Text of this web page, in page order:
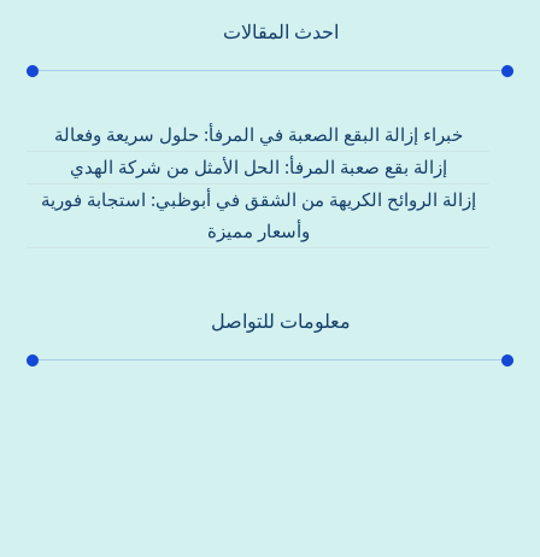
احدث المقالات
خبراء إزالة البقع الصعبة في المرفأ: حلول سريعة وفعالة
إزالة بقع صعبة المرفأ: الحل الأمثل من شركة الهدي
إزالة الروائح الكريهة من الشقق في أبوظبي: استجابة فورية
وأسعار مميزة
معلومات للتواصل